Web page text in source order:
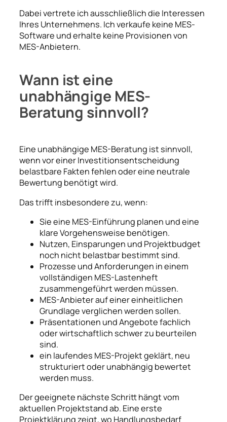
Dabei vertrete ich ausschließlich die Interessen
Ihres Unternehmens. Ich verkaufe keine MES-
Software und erhalte keine Provisionen von
MES-Anbietern.
Wann ist eine
unabhängige MES-
Beratung sinnvoll?
Eine unabhängige MES-Beratung ist sinnvoll,
wenn vor einer Investitionsentscheidung
belastbare Fakten fehlen oder eine neutrale
Bewertung benötigt wird.
Das trifft insbesondere zu, wenn:
Sie eine MES-Einführung planen und eine
klare Vorgehensweise benötigen.
Nutzen, Einsparungen und Projektbudget
noch nicht belastbar bestimmt sind.
Prozesse und Anforderungen in einem
vollständigen MES-Lastenheft
zusammengeführt werden müssen.
MES-Anbieter auf einer einheitlichen
Grundlage verglichen werden sollen.
Präsentationen und Angebote fachlich
oder wirtschaftlich schwer zu beurteilen
sind.
ein laufendes MES-Projekt geklärt, neu
strukturiert oder unabhängig bewertet
werden muss.
Der geeignete nächste Schritt hängt vom
aktuellen Projektstand ab. Eine erste
Projektklärung zeigt, wo Handlungsbedarf